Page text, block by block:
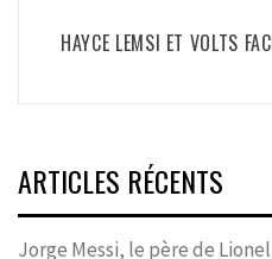
HAYCE LEMSI ET VOLTS
ARTICLES RÉCENTS
Jorge Messi, le père de